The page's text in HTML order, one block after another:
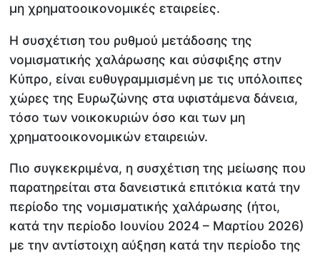
μη χρηματοοικονομικές εταιρείες.
Η συσχέτιση του ρυθμού μετάδοσης της
νομισματικής χαλάρωσης και σύσφιξης στην
Κύπρο, είναι ευθυγραμμισμένη με τις υπόλοιπες
χώρες της Ευρωζώνης στα υφιστάμενα δάνεια,
τόσο των νοικοκυριών όσο και των μη
χρηματοοικονομικών εταιρειών.
Πιο συγκεκριμένα, η συσχέτιση της μείωσης που
παρατηρείται στα δανειστικά επιτόκια κατά την
περίοδο της νομισματικής χαλάρωσης (ήτοι,
κατά την περίοδο Ιουνίου 2024 – Μαρτίου 2026)
με την αντίστοιχη αύξηση κατά την περίοδο της